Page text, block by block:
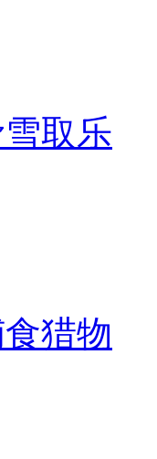
取乐
猎物